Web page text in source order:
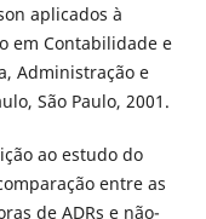
aplicados à
em Contabilidade e
Administração e
São Paulo, 2001.
ao estudo do
entre as
de ADRs e não-